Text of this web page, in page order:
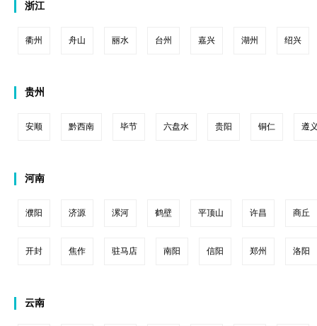
浙江
衢州 舟山 丽水 台州 嘉兴 湖州 绍兴
贵州
安顺 黔西南 毕节 六盘水 贵阳 铜仁 遵
河南
濮阳 济源 漯河 鹤壁 平顶山 许昌 商丘
开封 焦作 驻马店 南阳 信阳 郑州 洛阳
云南